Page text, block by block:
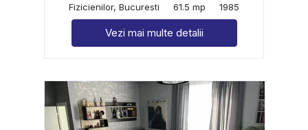
Fizicienilor, Bucuresti
61.5 mp 1985
Vezi mai multe detalii